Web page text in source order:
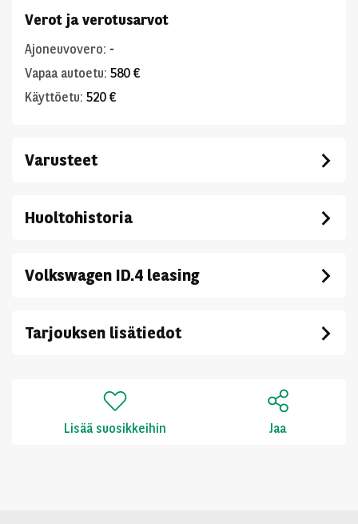
Verot ja verotusarvot
Ajoneuvovero: -
Vapaa autoetu: 580 €
Käyttöetu: 520 €
Varusteet
Huoltohistoria
Volkswagen ID.4 leasing
Tarjouksen lisätiedot
Lisää suosikkeihin Jaa